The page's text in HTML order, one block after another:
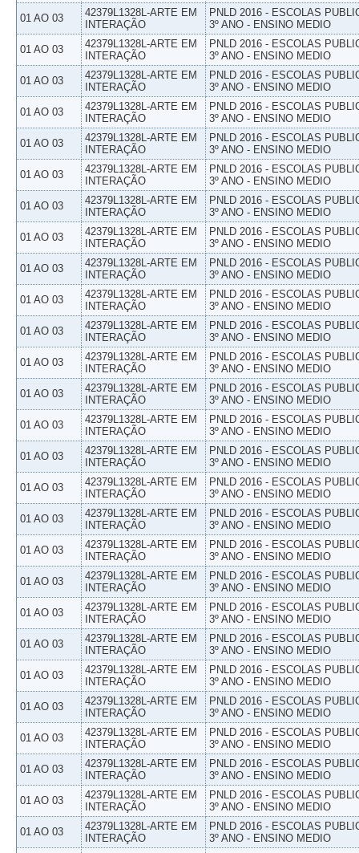
01 AO 03
42379L1328L-ARTE EM
INTERAÇÃO
PNLD 2016 - ESCOLAS
3º ANO - ENSINO MEDIO
01 AO 03
42379L1328L-ARTE EM
INTERAÇÃO
PNLD 2016 - ESCOLAS
3º ANO - ENSINO MEDIO
01 AO 03
42379L1328L-ARTE EM
INTERAÇÃO
PNLD 2016 - ESCOLAS
3º ANO - ENSINO MEDIO
01 AO 03
42379L1328L-ARTE EM
INTERAÇÃO
PNLD 2016 - ESCOLAS
3º ANO - ENSINO MEDIO
01 AO 03
42379L1328L-ARTE EM
INTERAÇÃO
PNLD 2016 - ESCOLAS
3º ANO - ENSINO MEDIO
01 AO 03
42379L1328L-ARTE EM
INTERAÇÃO
PNLD 2016 - ESCOLAS
3º ANO - ENSINO MEDIO
01 AO 03
42379L1328L-ARTE EM
INTERAÇÃO
PNLD 2016 - ESCOLAS
3º ANO - ENSINO MEDIO
01 AO 03
42379L1328L-ARTE EM
INTERAÇÃO
PNLD 2016 - ESCOLAS
3º ANO - ENSINO MEDIO
01 AO 03
42379L1328L-ARTE EM
INTERAÇÃO
PNLD 2016 - ESCOLAS
3º ANO - ENSINO MEDIO
01 AO 03
42379L1328L-ARTE EM
INTERAÇÃO
PNLD 2016 - ESCOLAS
3º ANO - ENSINO MEDIO
01 AO 03
42379L1328L-ARTE EM
INTERAÇÃO
PNLD 2016 - ESCOLAS
3º ANO - ENSINO MEDIO
01 AO 03
42379L1328L-ARTE EM
INTERAÇÃO
PNLD 2016 - ESCOLAS
3º ANO - ENSINO MEDIO
01 AO 03
42379L1328L-ARTE EM
INTERAÇÃO
PNLD 2016 - ESCOLAS
3º ANO - ENSINO MEDIO
01 AO 03
42379L1328L-ARTE EM
INTERAÇÃO
PNLD 2016 - ESCOLAS
3º ANO - ENSINO MEDIO
01 AO 03
42379L1328L-ARTE EM
INTERAÇÃO
PNLD 2016 - ESCOLAS
3º ANO - ENSINO MEDIO
01 AO 03
42379L1328L-ARTE EM
INTERAÇÃO
PNLD 2016 - ESCOLAS
3º ANO - ENSINO MEDIO
01 AO 03
42379L1328L-ARTE EM
INTERAÇÃO
PNLD 2016 - ESCOLAS
3º ANO - ENSINO MEDIO
01 AO 03
42379L1328L-ARTE EM
INTERAÇÃO
PNLD 2016 - ESCOLAS
3º ANO - ENSINO MEDIO
01 AO 03
42379L1328L-ARTE EM
INTERAÇÃO
PNLD 2016 - ESCOLAS
3º ANO - ENSINO MEDIO
01 AO 03
42379L1328L-ARTE EM
INTERAÇÃO
PNLD 2016 - ESCOLAS
3º ANO - ENSINO MEDIO
01 AO 03
42379L1328L-ARTE EM
INTERAÇÃO
PNLD 2016 - ESCOLAS
3º ANO - ENSINO MEDIO
01 AO 03
42379L1328L-ARTE EM
INTERAÇÃO
PNLD 2016 - ESCOLAS
3º ANO - ENSINO MEDIO
01 AO 03
42379L1328L-ARTE EM
INTERAÇÃO
PNLD 2016 - ESCOLAS
3º ANO - ENSINO MEDIO
01 AO 03
42379L1328L-ARTE EM
INTERAÇÃO
PNLD 2016 - ESCOLAS
3º ANO - ENSINO MEDIO
01 AO 03
42379L1328L-ARTE EM
INTERAÇÃO
PNLD 2016 - ESCOLAS
3º ANO - ENSINO MEDIO
01 AO 03
42379L1328L-ARTE EM
INTERAÇÃO
PNLD 2016 - ESCOLAS
3º ANO - ENSINO MEDIO
01 AO 03
42379L1328L-ARTE EM
INTERAÇÃO
PNLD 2016 - ESCOLAS
3º ANO - ENSINO MEDIO